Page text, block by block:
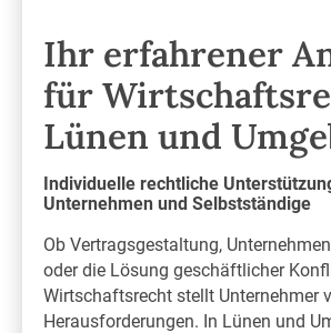
Ihr erfahrener
für
Lünen und
Individuelle rechtliche
Unternehmen und Selbstständige
Ob Vertragsgestaltung,
oder die Lösung geschäftlicher
Wirtschaftsrecht stellt Unternehmer
Herausforderungen. In Lünen und